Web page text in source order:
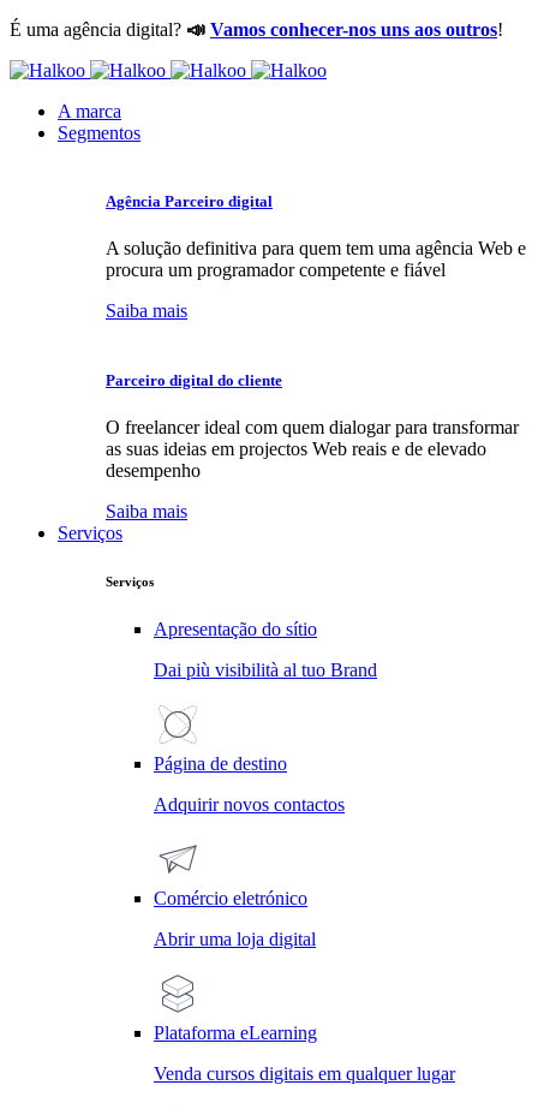
É uma agência digital? 📣 Vamos conhecer-nos uns aos outros!
A marca
Segmentos
Agência Parceiro digital
A solução definitiva para quem tem uma agência Web e
procura um programador competente e fiável
Saiba mais
Parceiro digital do cliente
O freelancer ideal com quem dialogar para transformar
as suas ideias em projectos Web reais e de elevado
desempenho
Saiba mais
Serviços
Serviços
Apresentação do sítio
Dai più visibilità al tuo Brand
Página de destino
Adquirir novos contactos
Comércio eletrónico
Abrir uma loja digital
Plataforma eLearning
Venda cursos digitais em qualquer lugar